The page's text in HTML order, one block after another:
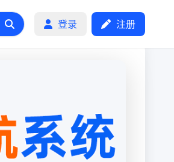
登录 注册